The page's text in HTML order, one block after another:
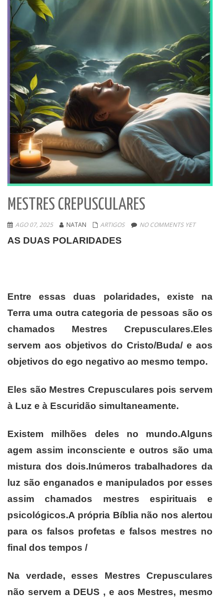
MESTRES CREPUSCULARES
AGO 07, 2025 NATAN ARTIGOS NO COMMENTS YET
AS DUAS POLARIDADES
Entre essas duas polaridades, existe na
Terra uma outra categoria de pessoas são os
chamados Mestres Crepusculares.Eles
servem aos objetivos do Cristo/Buda/ e aos
objetivos do ego negativo ao mesmo tempo.
Eles são Mestres Crepusculares pois servem
à Luz e à Escuridão simultaneamente.
Existem milhões deles no mundo.Alguns
agem assim inconsciente e outros são uma
mistura dos dois.Inúmeros trabalhadores da
luz são enganados e manipulados por esses
assim chamados mestres espirituais e
psicológicos.A própria Bíblia não nos alertou
para os falsos profetas e falsos mestres no
final dos tempos /
Na verdade, esses Mestres Crepusculares
não servem a DEUS , e aos Mestres, mesmo